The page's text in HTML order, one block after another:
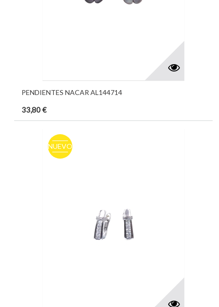
PENDIENTES NACAR AL144714
33,80 €
NUEVO